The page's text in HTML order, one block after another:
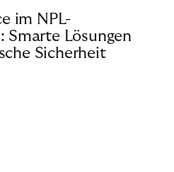
im NPL-
Smarte Lösungen
Sicherheit